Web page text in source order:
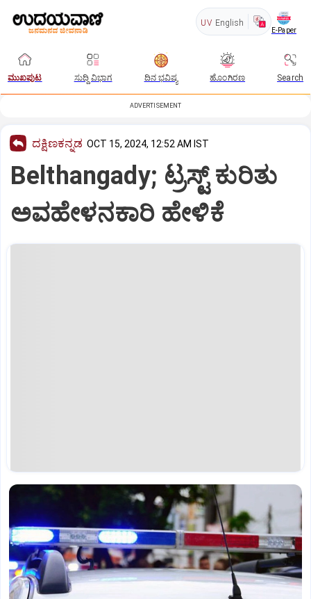
UV English
E-Paper
ಮುಖಪುಟ ಸುದ್ದಿ ವಿಭಾಗ ದಿನ ಭವಿಷ್ಯ ಹೊಂಗಿರಣ Search
ADVERTISEMENT
ದಕ್ಷಿಣಕನ್ನಡ OCT 15, 2024, 12:52 AM IST
Belthangady; ಟ್ರಸ್ಟ್‌ ಕುರಿತು
ಅವಹೇಳನಕಾರಿ ಹೇಳಿಕೆ